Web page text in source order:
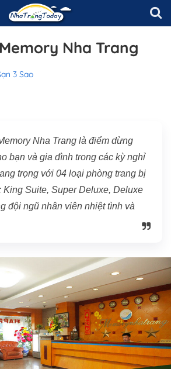
Nha Trang
3 Sao
Nha Trang là điểm dừng
bạn và gia đình trong các kỳ nghỉ
trọng với 04 loại phòng trang bị
King Suite, Super Deluxe, Deluxe
đội ngũ nhân viên nhiệt tình và